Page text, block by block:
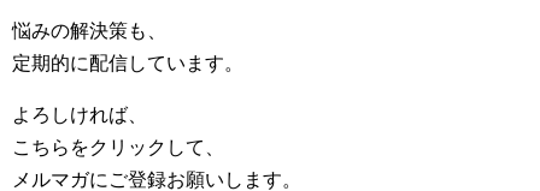
悩みの解決策も、
定期的に配信しています。
よろしければ、
こちらをクリックして、
メルマガにご登録お願いします。